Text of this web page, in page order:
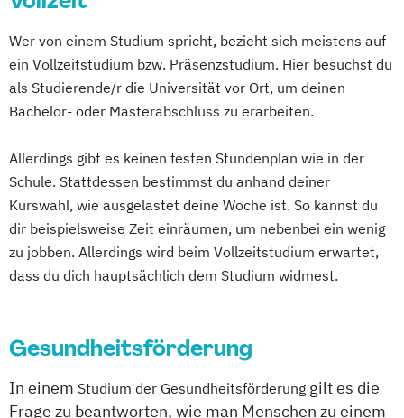
Wer von einem Studium spricht, bezieht sich meistens auf
ein Vollzeitstudium bzw. Präsenzstudium. Hier besuchst du
als Studierende/r die Universität vor Ort, um deinen
Bachelor- oder Masterabschluss zu erarbeiten.
Allerdings gibt es keinen festen Stundenplan wie in der
Schule. Stattdessen bestimmst du anhand deiner
Kurswahl, wie ausgelastet deine Woche ist. So kannst du
dir beispielsweise Zeit einräumen, um nebenbei ein wenig
zu jobben. Allerdings wird beim Vollzeitstudium erwartet,
dass du dich hauptsächlich dem Studium widmest.
Gesundheitsförderung
In einem Studium der Gesundheitsförderung gilt es die
Frage zu beantworten, wie man Menschen zu einem